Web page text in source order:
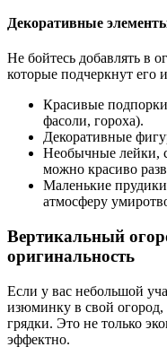
Декоративные
Не бойтесь добавлять в
которые подчеркнут его
Красивые
фасоли, гороха).
Декоративные
Необычные лейки,
можно красиво
Маленькие
атмосферу
Вертикальный
оригинальность
Если у вас небольшой
изюминку в свой огород,
грядки. Это не только
эффектно.